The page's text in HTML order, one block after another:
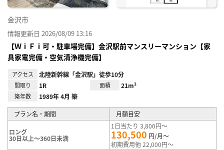
金沢市
情報更新日 2026/08/09 13:16
【ＷｉＦｉ可・駐車場完備】金沢駅前マンスリーマンション【家
具家電完備・空気清浄機完備】
アクセス 北陸新幹線「金沢駅」徒歩10分
間取り 1R 面積 21m²
築年数 1989年 4月 築
プラン名・期間 月額目安
ロング
30日以上～360日未満
1日当たり 3,800円～
130,500 円/月～
初期費用他 22,000円～